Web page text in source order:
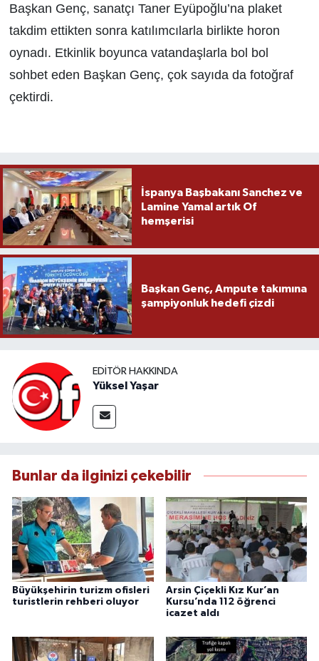
Başkan Genç, sanatçı Taner Eyüpoğlu’na plaket
takdim ettikten sonra katılımcılarla birlikte horon
oynadı. Etkinlik boyunca vatandaşlarla bol bol
sohbet eden Başkan Genç, çok sayıda da fotoğraf
çektirdi.
İspanya Başbakanı Sanchez ve
Lamine Yamal artık Of
hemşerisi
Başkan Genç, Ampute takımına
şampiyonluk hedefi çizdi
EDITÖR HAKKINDA
Yüksel Yaşar
Bunlar da ilginizi çekebilir
Büyükşehirin turizm ofisleri
turistlerin rehberi oluyor
Arsin Çiçekli Kız Kur’an
Kursu’nda 112 öğrenci
icazet aldı